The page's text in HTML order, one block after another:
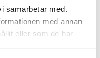
samarbetar med.
med annan
eller som de har
tjänster.
och Sundsvall via flera
som ligger i orten
(tur och retur)
ej retur). Du väljer din
för respektive